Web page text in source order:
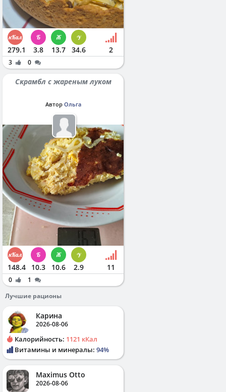
279.1 3.8 13.7 34.6 2
3 0
Скрамбл с жареным луком
Автор Ольга
148.4 10.3 10.6 2.9 11
0
1
Лучшие рационы
Карина
2026-08-06
Калорийность: 1121 кКал
Витамины и минералы: 94%
Maximus Otto
2026-08-06